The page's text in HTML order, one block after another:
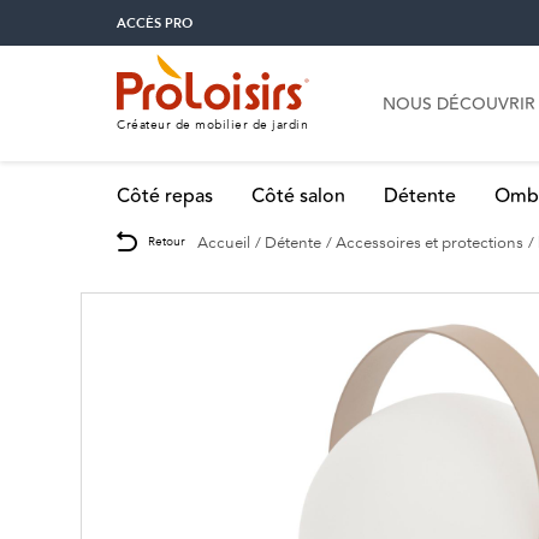
ACCÈS PRO
Créateur de mobilier de jardin
NOUS DÉCOUVRIR
Côté repas Côté salon Détente
Retour Accueil Détente Accessoires et protections